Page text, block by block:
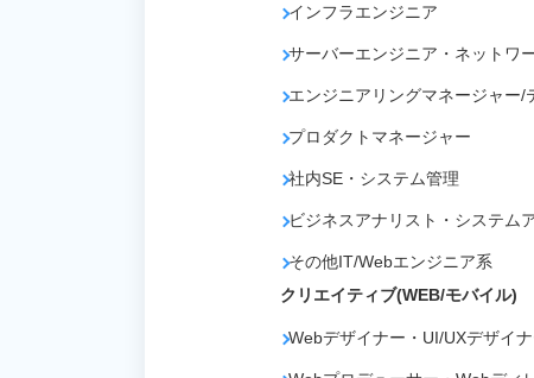
インフラエンジニア
サーバーエンジニア・ネットワ
エンジニアリングマネージャー/
プロダクトマネージャー
社内SE・システム管理
ビジネスアナリスト・システム
その他IT/Webエンジニア系
クリエイティブ(WEB/モバイル)
Webデザイナー・UI/UXデザイ